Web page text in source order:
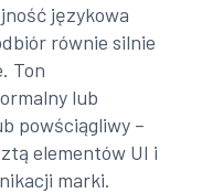
językowa
równie silnie
Ton
lub
powściągliwy –
elementów UI i
marki.